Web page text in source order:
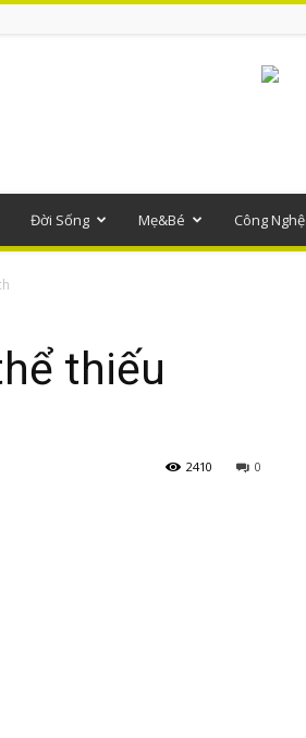
Đời Sống Mẹ&Bé Công Nghệ
thiếu
0
2410